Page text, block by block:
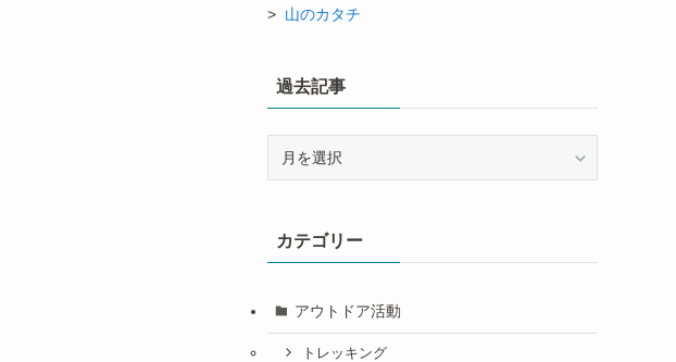
> 山のカタチ
過去記事
カテゴリー
アウトドア活動
トレッキング